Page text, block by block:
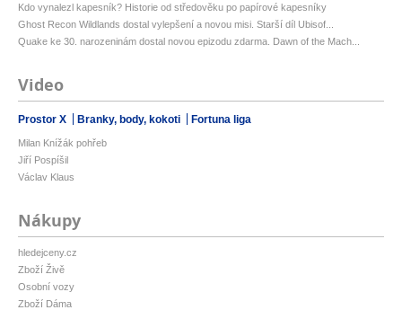
Kdo vynalezl kapesník? Historie od středověku po papírové kapesníky
Ghost Recon Wildlands dostal vylepšení a novou misi. Starší díl Ubisof...
Quake ke 30. narozeninám dostal novou epizodu zdarma. Dawn of the Mach...
Video
Prostor X Branky, body, kokoti Fortuna liga
Milan Knížák pohřeb
Jiří Pospíšil
Václav Klaus
Nákupy
hledejceny.cz
Zboží Živě
Osobní vozy
Zboží Dáma